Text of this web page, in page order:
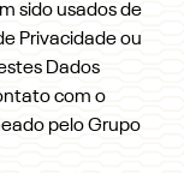
sido usados de
Privacidade ou
Dados
com o
pelo Grupo